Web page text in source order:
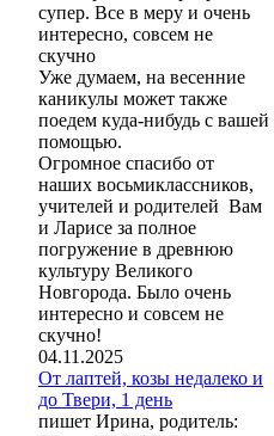
супер. Все в меру и очень
интересно, совсем не
скучно
Уже думаем, на весенние
каникулы может также
поедем куда-нибудь с вашей
помощью.
Огромное спасибо от
наших восьмиклассников,
учителей и родителей Вам
и Ларисе за полное
погружение в древнюю
культуру Великого
Новгорода. Было очень
интересно и совсем не
скучно!
04.11.2025
От лаптей, козы недалеко и
до Твери, 1 день
пишет Ирина, родитель: